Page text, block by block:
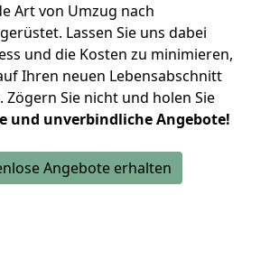
Art von Umzug nach
Lassen Sie uns dabei
und die Kosten zu minimieren,
Ihren neuen Lebensabschnitt
Zögern Sie nicht und holen Sie
und unverbindliche Angebote!
Angebote erhalten